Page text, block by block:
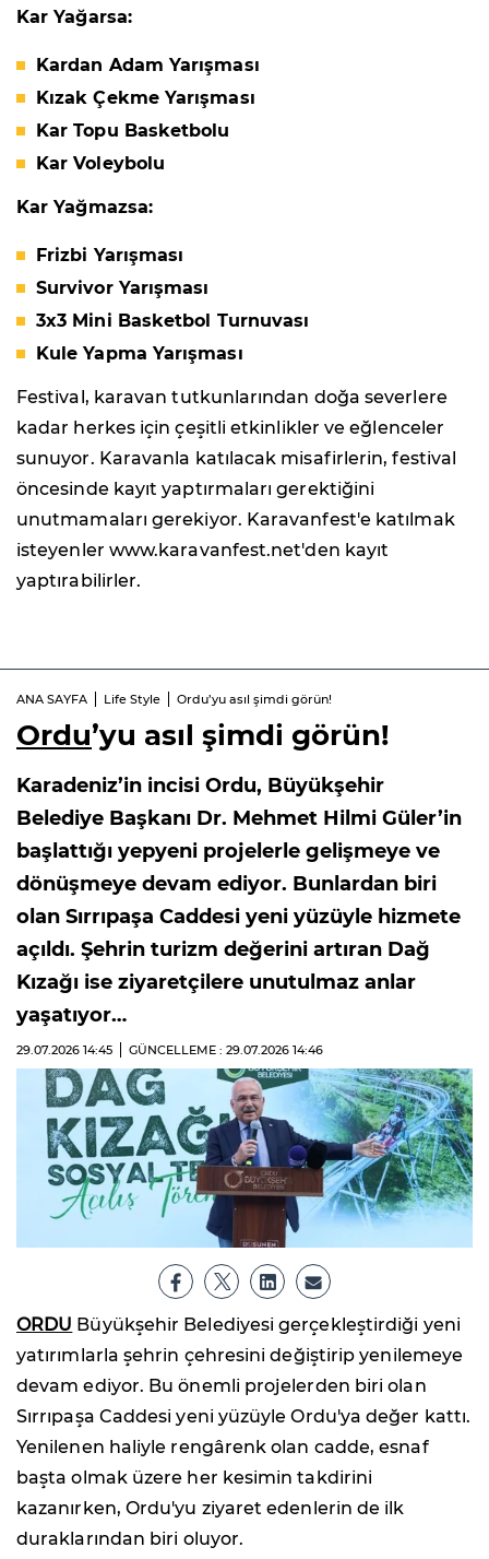
Kar Yağarsa:
Kardan Adam Yarışması
Kızak Çekme Yarışması
Kar Topu Basketbolu
Kar Voleybolu
Kar Yağmazsa:
Frizbi Yarışması
Survivor Yarışması
3x3 Mini Basketbol Turnuvası
Kule Yapma Yarışması
Festival, karavan tutkunlarından doğa severlere
kadar herkes için çeşitli etkinlikler ve eğlenceler
sunuyor. Karavanla katılacak misafirlerin, festival
öncesinde kayıt yaptırmaları gerektiğini
unutmamaları gerekiyor. Karavanfest'e katılmak
isteyenler www.karavanfest.net'den kayıt
yaptırabilirler.
ANA SAYFA Life Style Ordu’yu asıl şimdi görün!
Ordu’yu asıl şimdi görün!
Karadeniz’in incisi Ordu, Büyükşehir
Belediye Başkanı Dr. Mehmet Hilmi Güler’in
başlattığı yepyeni projelerle gelişmeye ve
dönüşmeye devam ediyor. Bunlardan biri
olan Sırrıpaşa Caddesi yeni yüzüyle hizmete
açıldı. Şehrin turizm değerini artıran Dağ
Kızağı ise ziyaretçilere unutulmaz anlar
yaşatıyor…
29.07.2026 14:45 GÜNCELLEME : 29.07.2026 14:46
ORDU Büyükşehir Belediyesi gerçekleştirdiği yeni
yatırımlarla şehrin çehresini değiştirip yenilemeye
devam ediyor. Bu önemli projelerden biri olan
Sırrıpaşa Caddesi yeni yüzüyle Ordu'ya değer kattı.
Yenilenen haliyle rengârenk olan cadde, esnaf
başta olmak üzere her kesimin takdirini
kazanırken, Ordu'yu ziyaret edenlerin de ilk
duraklarından biri oluyor.